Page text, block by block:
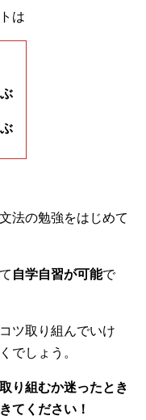
は
法の勉強をはじめて
自学自習が可能で
ツ取り組んでいけ
でしょう。
り組むか迷ったとき
てください！